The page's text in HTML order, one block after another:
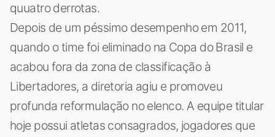
quuatro derrotas.
Depois de um péssimo desempenho em 2011,
quando o time foi eliminado na Copa do Brasil e
acabou fora da zona de classificação à
Libertadores, a diretoria agiu e promoveu
profunda reformulação no elenco. A equipe titular
hoje possui atletas consagrados, jogadores que